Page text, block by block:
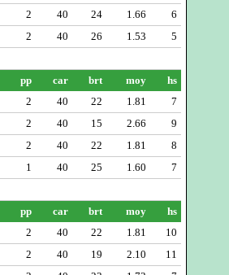
2 40 24 1.66
6
2 40 26 1.53 5
pp car brt moy
hs
2 40 22 1.81
7
2 40 15 2.66
9
2 40 22 1.81
8
1 40 25 1.60 7
pp car brt moy
hs
2 40 22 1.81
10
2 40 19 2.10
11